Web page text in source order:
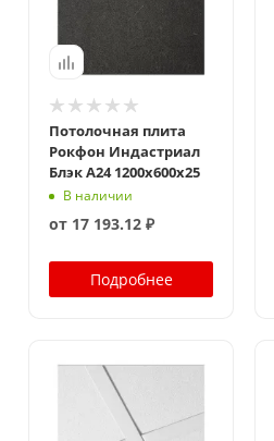
Потолочная плита
Рокфон Индастриал
Блэк A24 1200x600x25
В наличии
от 17 193.12 ₽
Подробнее